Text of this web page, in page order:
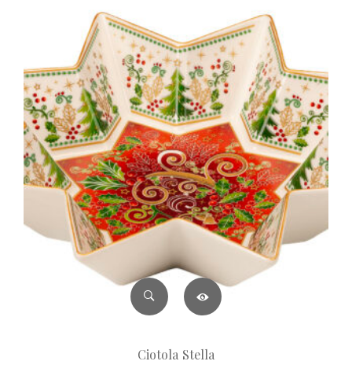
Ciotola Stella